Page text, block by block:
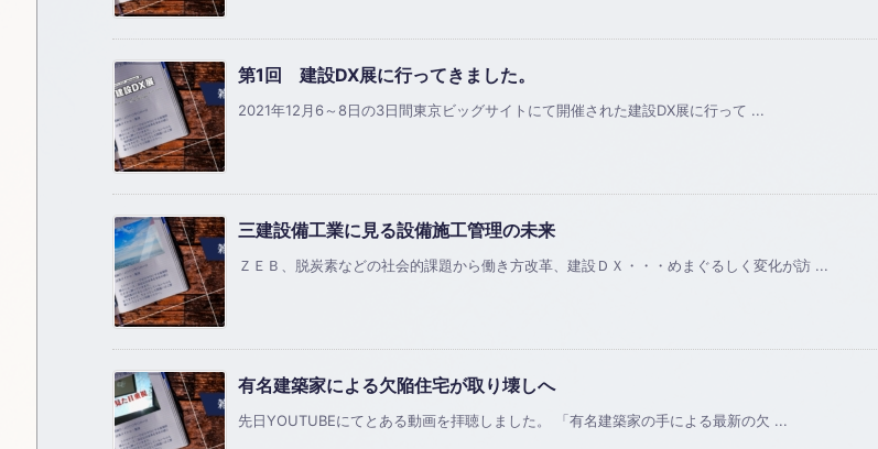
第1回 建設DX展に行ってきました。
2021年12月6～8日の3日間東京ビッグサイトにて開催された建設DX展に行って ...
三建設備工業に見る設備施工管理の未来
ＺＥＢ、脱炭素などの社会的課題から働き方改革、建設ＤＸ・・・めまぐるしく変化が訪 ...
有名建築家による欠陥住宅が取り壊しへ
先日YOUTUBEにてとある動画を拝聴しました。 「有名建築家の手による最新の欠 ...